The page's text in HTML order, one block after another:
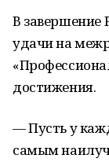
В завершение
удачи на
достижения.
— Пусть у
самым